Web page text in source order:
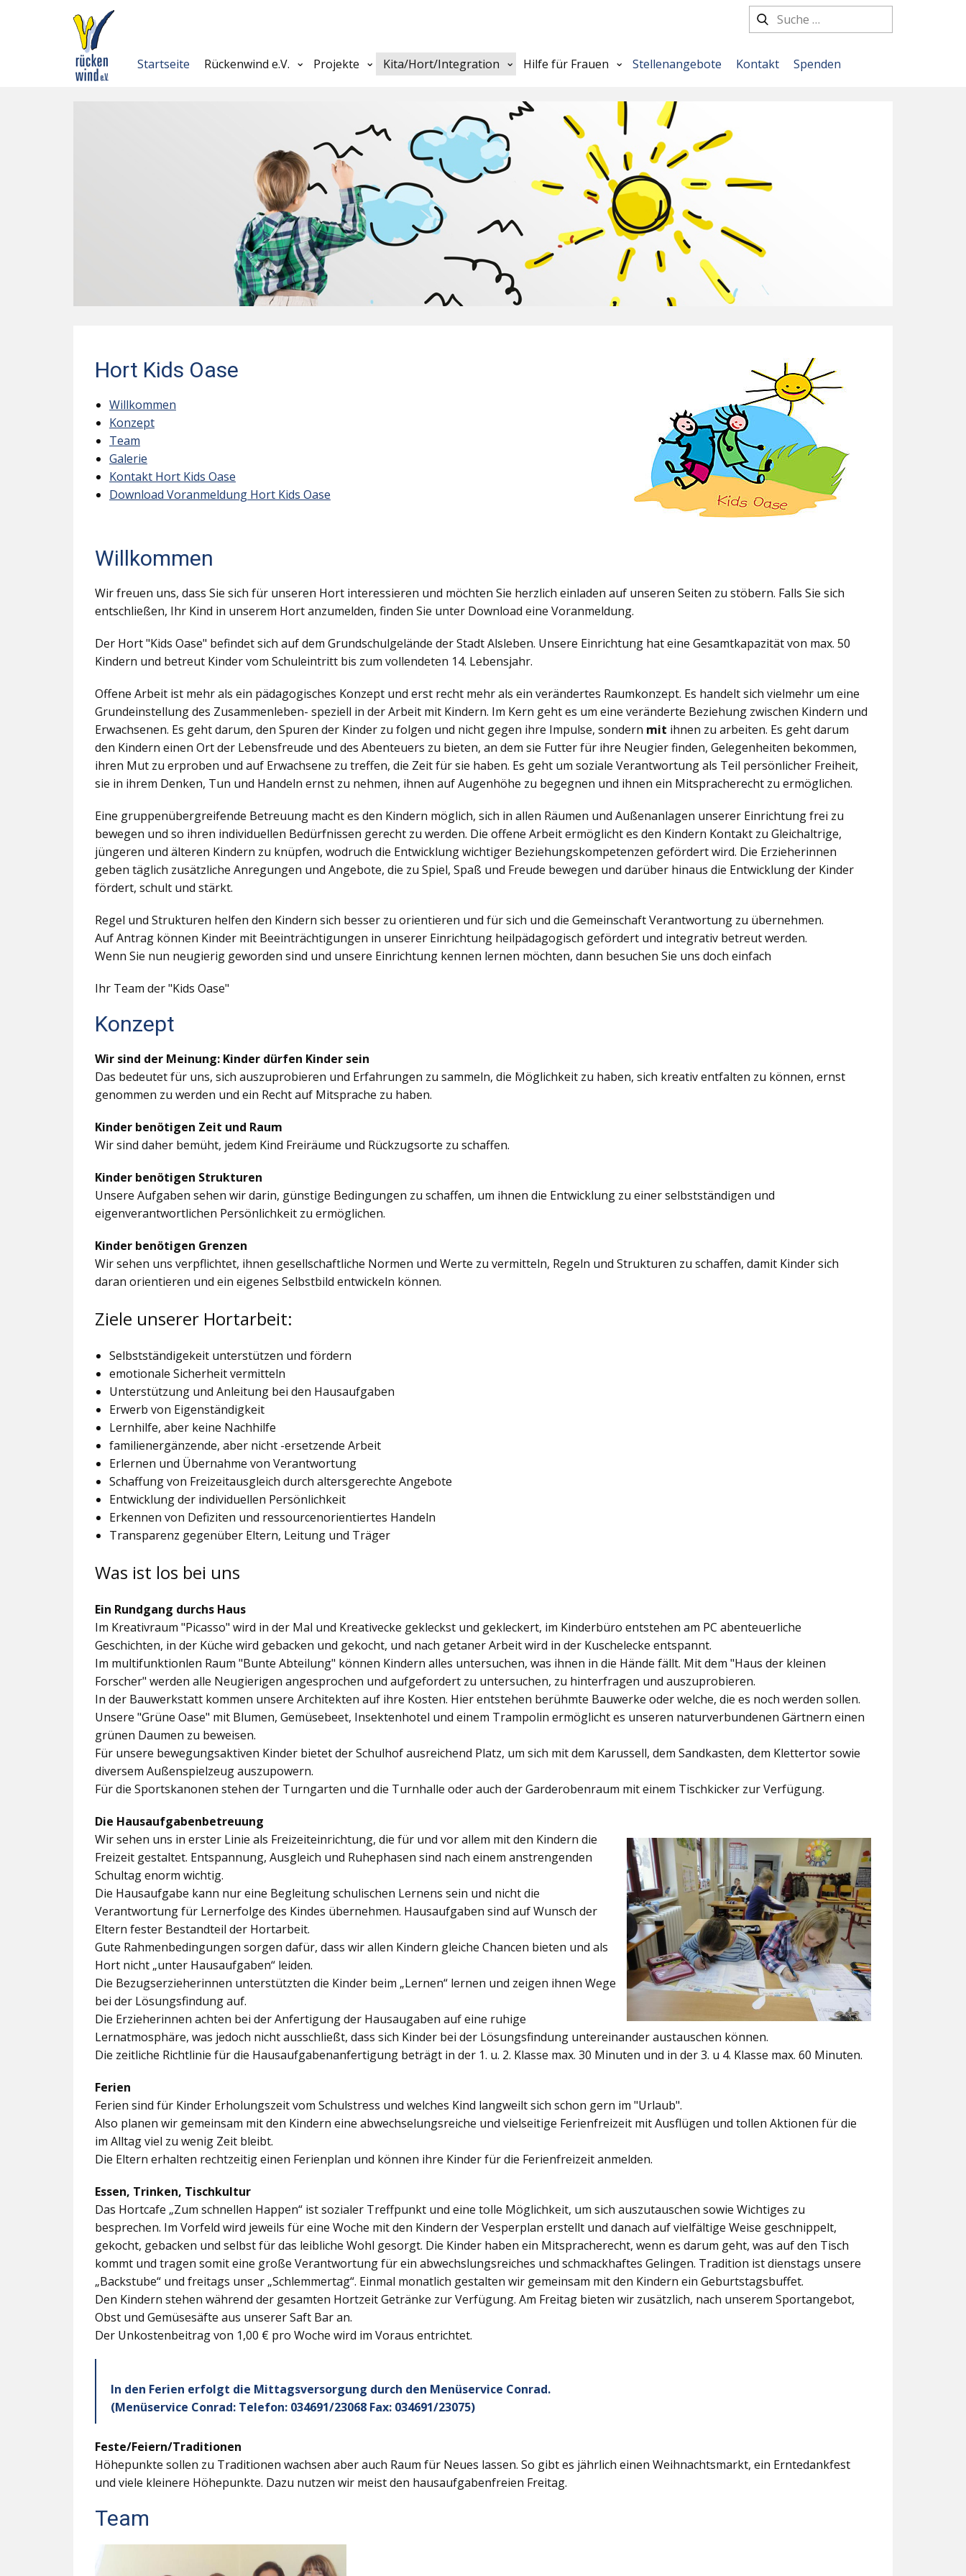
Startseite Rückenwind e.V. Projekte Kita/Hort/Integration Hilfe für Frauen Stellenangebote Kontakt Spenden
Hort Kids Oase
Willkommen
Konzept
Team
Galerie
Kontakt Hort Kids Oase
Download Voranmeldung Hort Kids Oase
Willkommen
Wir freuen uns, dass Sie sich für unseren Hort interessieren und möchten Sie herzlich einladen auf unseren Seiten zu stöbern. Falls Sie sich
entschließen, Ihr Kind in unserem Hort anzumelden, finden Sie unter Download eine Voranmeldung.
Der Hort "Kids Oase" befindet sich auf dem Grundschulgelände der Stadt Alsleben. Unsere Einrichtung hat eine Gesamtkapazität von max. 50
Kindern und betreut Kinder vom Schuleintritt bis zum vollendeten 14. Lebensjahr.
Offene Arbeit ist mehr als ein pädagogisches Konzept und erst recht mehr als ein verändertes Raumkonzept. Es handelt sich vielmehr um eine
Grundeinstellung des Zusammenleben- speziell in der Arbeit mit Kindern. Im Kern geht es um eine veränderte Beziehung zwischen Kindern und
Erwachsenen. Es geht darum, den Spuren der Kinder zu folgen und nicht gegen ihre Impulse, sondern mit ihnen zu arbeiten. Es geht darum
den Kindern einen Ort der Lebensfreude und des Abenteuers zu bieten, an dem sie Futter für ihre Neugier finden, Gelegenheiten bekommen,
ihren Mut zu erproben und auf Erwachsene zu treffen, die Zeit für sie haben. Es geht um soziale Verantwortung als Teil persönlicher Freiheit,
sie in ihrem Denken, Tun und Handeln ernst zu nehmen, ihnen auf Augenhöhe zu begegnen und ihnen ein Mitspracherecht zu ermöglichen.
Eine gruppenübergreifende Betreuung macht es den Kindern möglich, sich in allen Räumen und Außenanlagen unserer Einrichtung frei zu
bewegen und so ihren individuellen Bedürfnissen gerecht zu werden. Die offene Arbeit ermöglicht es den Kindern Kontakt zu Gleichaltrige,
jüngeren und älteren Kindern zu knüpfen, wodruch die Entwicklung wichtiger Beziehungskompetenzen gefördert wird. Die Erzieherinnen
geben täglich zusätzliche Anregungen und Angebote, die zu Spiel, Spaß und Freude bewegen und darüber hinaus die Entwicklung der Kinder
fördert, schult und stärkt.
Regel und Strukturen helfen den Kindern sich besser zu orientieren und für sich und die Gemeinschaft Verantwortung zu übernehmen.
Auf Antrag können Kinder mit Beeinträchtigungen in unserer Einrichtung heilpädagogisch gefördert und integrativ betreut werden.
Wenn Sie nun neugierig geworden sind und unsere Einrichtung kennen lernen möchten, dann besuchen Sie uns doch einfach
Ihr Team der "Kids Oase"
Konzept
Wir sind der Meinung: Kinder dürfen Kinder sein
Das bedeutet für uns, sich auszuprobieren und Erfahrungen zu sammeln, die Möglichkeit zu haben, sich kreativ entfalten zu können, ernst
genommen zu werden und ein Recht auf Mitsprache zu haben.
Kinder benötigen Zeit und Raum
Wir sind daher bemüht, jedem Kind Freiräume und Rückzugsorte zu schaffen.
Kinder benötigen Strukturen
Unsere Aufgaben sehen wir darin, günstige Bedingungen zu schaffen, um ihnen die Entwicklung zu einer selbstständigen und
eigenverantwortlichen Persönlichkeit zu ermöglichen.
Kinder benötigen Grenzen
Wir sehen uns verpflichtet, ihnen gesellschaftliche Normen und Werte zu vermitteln, Regeln und Strukturen zu schaffen, damit Kinder sich
daran orientieren und ein eigenes Selbstbild entwickeln können.
Ziele unserer Hortarbeit:
Selbstständigekeit unterstützen und fördern
emotionale Sicherheit vermitteln
Unterstützung und Anleitung bei den Hausaufgaben
Erwerb von Eigenständigkeit
Lernhilfe, aber keine Nachhilfe
familienergänzende, aber nicht -ersetzende Arbeit
Erlernen und Übernahme von Verantwortung
Schaffung von Freizeitausgleich durch altersgerechte Angebote
Entwicklung der individuellen Persönlichkeit
Erkennen von Defiziten und ressourcenorientiertes Handeln
Transparenz gegenüber Eltern, Leitung und Träger
Was ist los bei uns
Ein Rundgang durchs Haus
Im Kreativraum "Picasso" wird in der Mal und Kreativecke gekleckst und gekleckert, im Kinderbüro entstehen am PC abenteuerliche
Geschichten, in der Küche wird gebacken und gekocht, und nach getaner Arbeit wird in der Kuschelecke entspannt.
Im multifunktionlen Raum "Bunte Abteilung" können Kindern alles untersuchen, was ihnen in die Hände fällt. Mit dem "Haus der kleinen
Forscher" werden alle Neugierigen angesprochen und aufgefordert zu untersuchen, zu hinterfragen und auszuprobieren.
In der Bauwerkstatt kommen unsere Architekten auf ihre Kosten. Hier entstehen berühmte Bauwerke oder welche, die es noch werden sollen.
Unsere "Grüne Oase" mit Blumen, Gemüsebeet, Insektenhotel und einem Trampolin ermöglicht es unseren naturverbundenen Gärtnern einen
grünen Daumen zu beweisen.
Für unsere bewegungsaktiven Kinder bietet derSchulhofausreichend Platz, um sich mit dem Karussell, dem Sandkasten, dem Klettertor sowie
diversem Außenspielzeug auszupowern.
Für die Sportskanonen stehen der Turngarten und die Turnhalle oder auch derGarderobenraum mit einem Tischkicker zur Verfügung.
Die Hausaufgabenbetreuung
Wir sehen uns in erster Linie als Freizeiteinrichtung, die für und vor allem mit den Kindern die
Freizeit gestaltet. Entspannung, Ausgleich und Ruhephasen sind nach einem anstrengenden
Schultag enorm wichtig.
Die Hausaufgabe kann nur eine Begleitung schulischen Lernens sein und nicht die
Verantwortung für Lernerfolge des Kindes übernehmen. Hausaufgaben sind auf Wunsch der
Eltern fester Bestandteil der Hortarbeit.
Gute Rahmenbedingungen sorgen dafür, dass wir allen Kindern gleiche Chancen bieten und als
Hort nicht „unter Hausaufgaben“ leiden.
Die Bezugserzieherinnen unterstützten die Kinder beim „Lernen“ lernen und zeigen ihnen Wege
bei der Lösungsfindung auf.
Die Erzieherinnen achten bei der Anfertigung der Hausaugaben auf eine ruhige
Lernatmosphäre, was jedoch nicht ausschließt, dass sich Kinder bei der Lösungsfindung untereinander austauschen können.
Die zeitliche Richtlinie für die Hausaufgabenanfertigung beträgt in der 1. u. 2. Klasse max. 30 Minuten und in der 3. u 4. Klasse max. 60 Minuten.
Ferien
Ferien sind für Kinder Erholungszeit vom Schulstress und welches Kind langweilt sich schon gern im "Urlaub".
Also planen wir gemeinsam mit den Kindern eine abwechselungsreiche und vielseitige Ferienfreizeit mit Ausflügen und tollen Aktionen für die
im Alltag viel zu wenig Zeit bleibt.
Die Eltern erhalten rechtzeitig einen Ferienplan und können ihre Kinder für die Ferienfreizeit anmelden.
Essen, Trinken, Tischkultur
Das Hortcafe „Zum schnellen Happen“ ist sozialer Treffpunkt und eine tolle Möglichkeit, um sich auszutauschen sowie Wichtiges zu
besprechen. Im Vorfeld wird jeweils für eine Woche mit den Kindern der Vesperplan erstellt und danach auf vielfältige Weise geschnippelt,
gekocht, gebacken und selbst für das leibliche Wohl gesorgt. Die Kinder haben ein Mitspracherecht, wenn es darum geht, was auf den Tisch
kommt und tragen somit eine große Verantwortung für ein abwechslungsreiches und schmackhaftes Gelingen. Tradition ist dienstags unsere
„Backstube“ und freitags unser „Schlemmertag“. Einmal monatlich gestalten wir gemeinsam mit den Kindern ein Geburtstagsbuffet.
Den Kindern stehen während der gesamten Hortzeit Getränke zur Verfügung. Am Freitag bieten wir zusätzlich, nach unserem Sportangebot,
Obst und Gemüsesäfte aus unserer Saft Bar an.
Der Unkostenbeitrag von 1,00 € pro Woche wird im Voraus entrichtet.
In den Ferien erfolgt die Mittagsversorgung durch den Menüservice Conrad.
(Menüservice Conrad: Telefon: 034691/23068 Fax: 034691/23075)
Feste/Feiern/Traditionen
Höhepunkte sollen zu Traditionen wachsen aber auch Raum für Neues lassen. So gibt es jährlich einen Weihnachtsmarkt, ein Erntedankfest
und viele kleinere Höhepunkte. Dazu nutzen wir meist den hausaufgabenfreien Freitag.
Team